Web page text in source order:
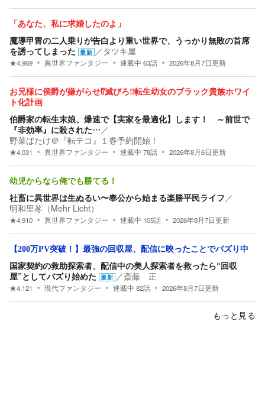
「あなた、私に求婚したのよ」
魔導甲冑の二人乗りが告白より重い世界で、うっかり無敗の首席
を誘ってしまった 最新 ／ タツキ屋
★4,969 異世界ファンタジー 連載中 63話 2026年8月7日更新
お兄様に侯爵が嫌がらせ⁉滅びろ‼転生幼女のブラック貴族ホワイ
ト化計画
伯爵家の転生末娘、爆速で【実家を最適化】します！ ～前世で
『非効率』に殺された… ／
野菜ばたけ＠『転テコ』１巻予約開始！
★4,031 異世界ファンタジー 連載中 78話 2026年8月6日更新
幼児からなら俺でも勝てる！
社畜に異世界は生ぬるい〜奉公から始まる楽勝平民ライフ ／
明和里苳（Mehr Licht）
★4,910 異世界ファンタジー 連載中 105話 2026年8月7日更新
【200万PV突破！】最強の回収屋、配信に映ったことでバズり中
国家契約の救助探索者、配信中の美人探索者を救ったら“回収
屋”としてバズり始めた 最新 ／斎藤 正
★4,121 現代ファンタジー 連載中 82話 2026年8月7日更新
もっと見る